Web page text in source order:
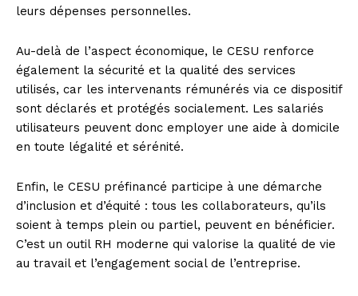
leurs dépenses personnelles.
Au-delà de l’aspect économique, le CESU renforce
également la sécurité et la qualité des services
utilisés, car les intervenants rémunérés via ce dispositif
sont déclarés et protégés socialement. Les salariés
utilisateurs peuvent donc employer une aide à domicile
en toute légalité et sérénité.
Enfin, le CESU préfinancé participe à une démarche
d’inclusion et d’équité : tous les collaborateurs, qu’ils
soient à temps plein ou partiel, peuvent en bénéficier.
C’est un outil RH moderne qui valorise la qualité de vie
au travail et l’engagement social de l’entreprise.